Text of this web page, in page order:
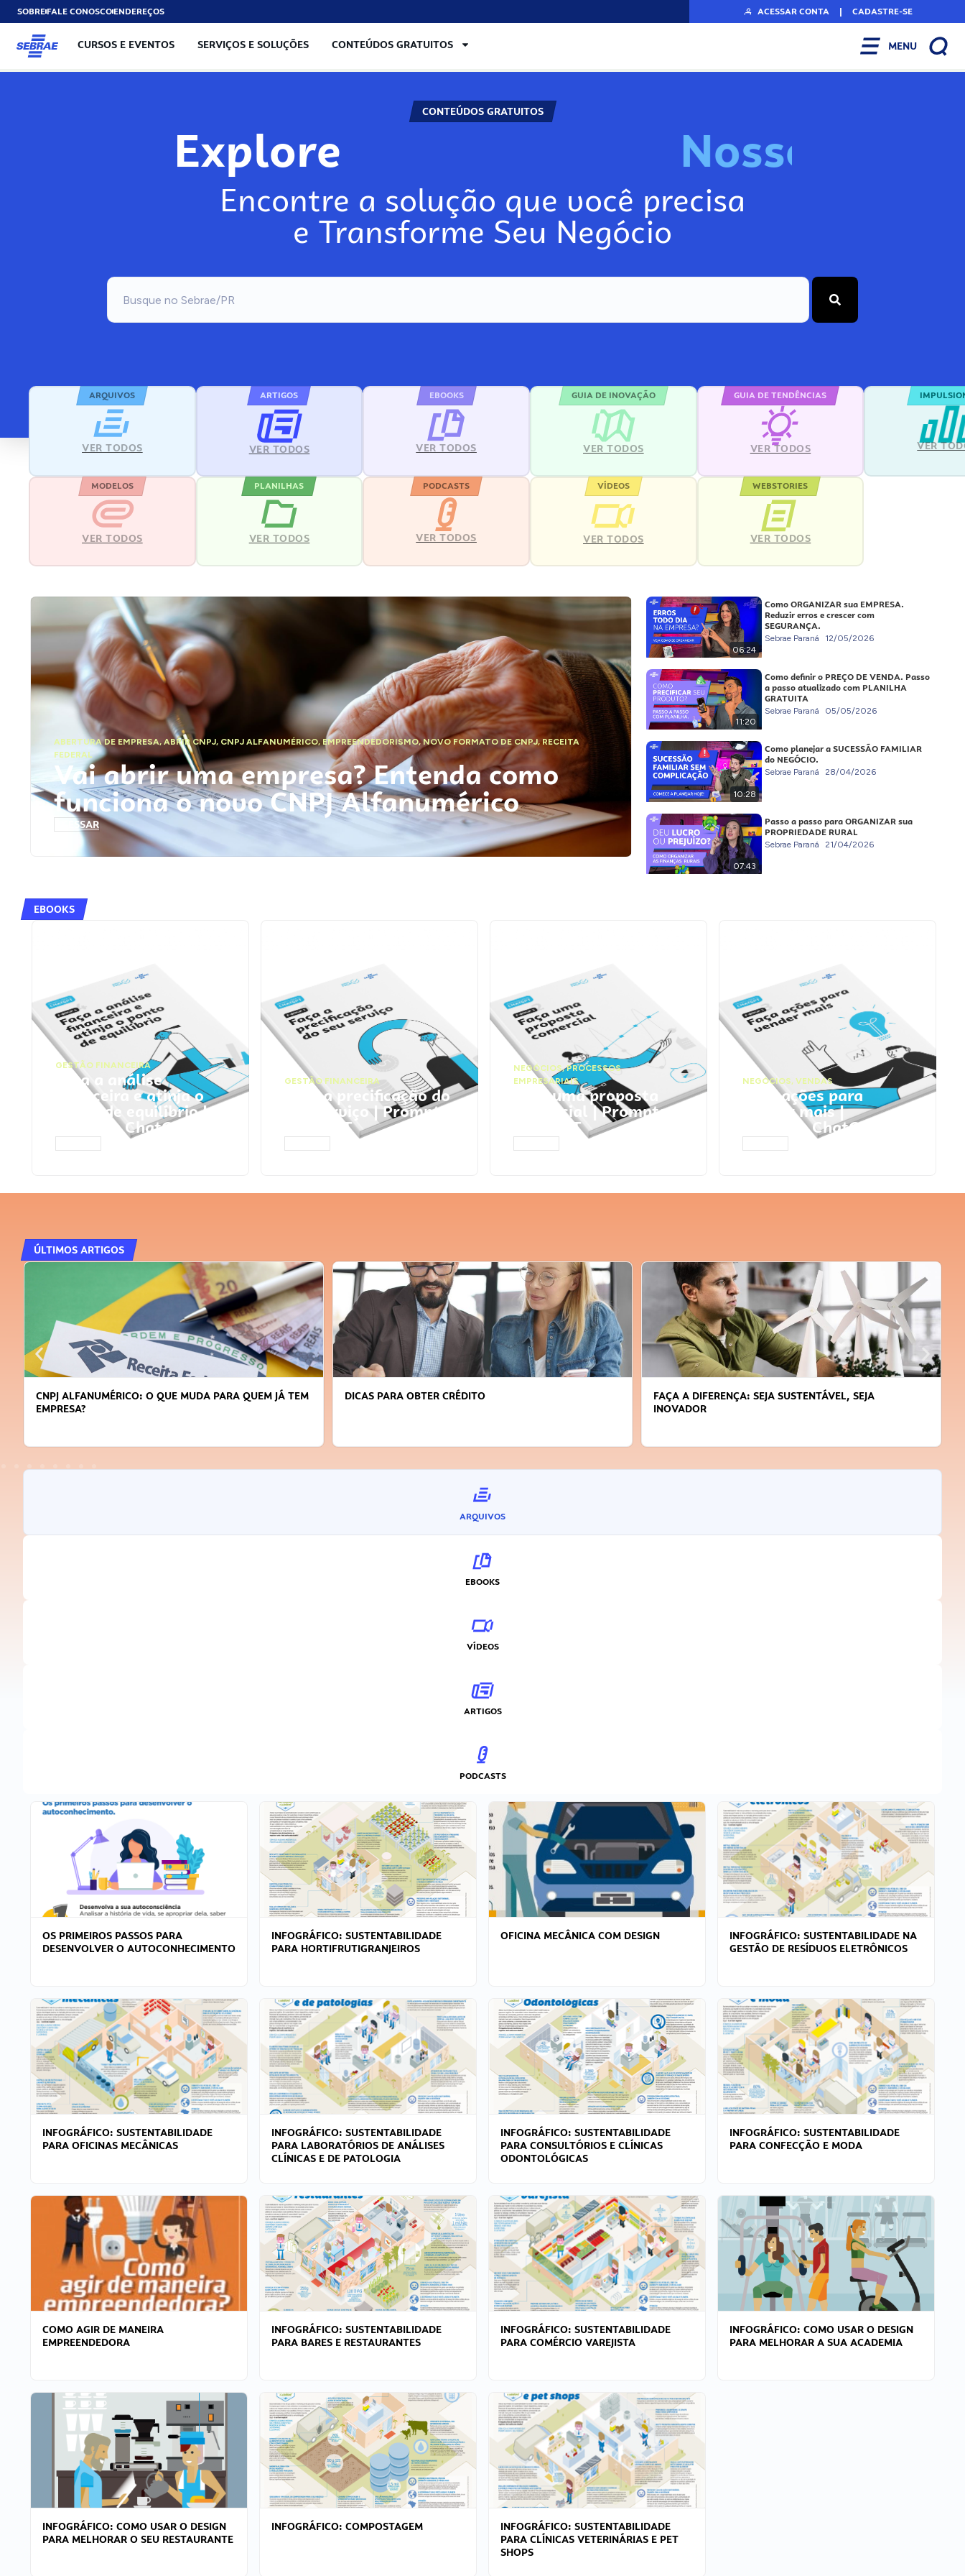
SOBREFALE CONOSCOENDEREÇOS ACESSAR CONTA | CADASTRE-SE
CURSOS E EVENTOS SERVIÇOS E SOLUÇÕES CONTEÚDOS GRATUITOS MENU
CONTEÚDOS GRATUITOS
Explore Noss
Encontre a solução que você precisa
e Transforme Seu Negócio
ARQUIVOS
VER TODOS
ARTIGOS
VER TODOS
EBOOKS
VER TODOS
GUIA DE INOVAÇÃO
VER TODOS
GUIA DE TENDÊNCIAS
VER TODOS VER
MODELOS
VER TODOS
PLANILHAS
VER TODOS
PODCASTS
VER TODOS
VÍDEOS
VER TODOS
WEBSTORIES
VER TODOS
ABERTURA DE EMPRESA,ABRIR CNPJ, CNPJ ALFANUMÉRICO, EMPREENDEDORISMO,NOVO FORMATO DE CNPJ,RECEITA
FEDERAL
Vai abrir uma empresa? Entenda como
funciona o novo CNPJ Alfanumérico
ACESSAR
06:24
Como ORGANIZAR sua EMPRESA.
Reduzir erros e crescer com
SEGURANÇA.
Sebrae Paraná 12/05/2026
11:20
Como definir o PREÇO DE VENDA. Passo
a passo atualizado com PLANILHA
GRATUITA
Sebrae Paraná 05/05/2026
10:28
Como planejar a SUCESSÃO FAMILIAR
do NEGÓCIO.
Sebrae Paraná 28/04/2026
07:43
Passo a passo para ORGANIZAR sua
PROPRIEDADE RURAL
Sebrae Paraná 21/04/2026
EBOOKS
GESTÃO FINANCEIRA
Faça a análise
financeira e atinja o
ponto de equilíbrio |
Prompts ChatGPT
GESTÃO FINANCEIRA
Faça a precificação do
seu serviço | Prompts
ChatGPT
NEGÓCIOS,PROCESSOS
EMPRESARIAIS
Faça uma proposta
comercial | Prompts
ChatGPT
NEGÓCIOS, VENDAS
Faça ações para
vender mais |
Prompts ChatGPT
ÚLTIMOS ARTIGOS
CNPJ ALFANUMÉRICO: O QUE MUDA PARA QUEM JÁ TEM
EMPRESA?
DICAS PARA OBTER CRÉDITO
FAÇA A DIFERENÇA: SEJA SUSTENTÁVEL, SEJA
INOVADOR
ARQUIVOS
EBOOKS
VÍDEOS
ARTIGOS
PODCASTS
OS PRIMEIROS PASSOS PARA
DESENVOLVER O AUTOCONHECIMENTO
INFOGRÁFICO: SUSTENTABILIDADE
PARA HORTIFRUTIGRANJEIROS
OFICINA MECÂNICA COM DESIGN
INFOGRÁFICO: SUSTENTABILIDADE NA
GESTÃO DE RESÍDUOS ELETRÔNICOS
INFOGRÁFICO: SUSTENTABILIDADE
PARA OFICINAS MECÂNICAS
INFOGRÁFICO: SUSTENTABILIDADE
PARA LABORATÓRIOS DE ANÁLISES
CLÍNICAS E DE PATOLOGIA
INFOGRÁFICO: SUSTENTABILIDADE
PARA CONSULTÓRIOS E CLÍNICAS
ODONTOLÓGICAS
INFOGRÁFICO: SUSTENTABILIDADE
PARA CONFECÇÃO E MODA
COMO AGIR DE MANEIRA
EMPREENDEDORA
INFOGRÁFICO: SUSTENTABILIDADE
PARA BARES E RESTAURANTES
INFOGRÁFICO: SUSTENTABILIDADE
PARA COMÉRCIO VAREJISTA
INFOGRÁFICO: COMO USAR O DESIGN
PARA MELHORAR A SUA ACADEMIA
INFOGRÁFICO: COMO USAR O DESIGN
PARA MELHORAR O SEU RESTAURANTE
INFOGRÁFICO: COMPOSTAGEM
INFOGRÁFICO: SUSTENTABILIDADE
PARA CLÍNICAS VETERINÁRIAS E PET
SHOPS